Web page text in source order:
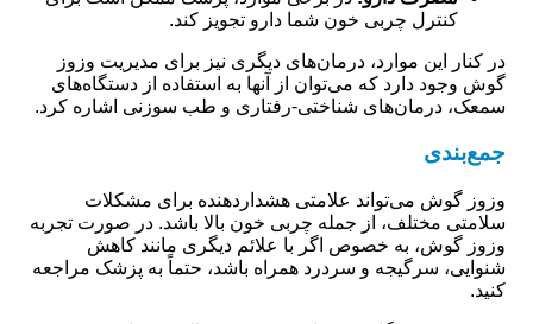
کنترل چربی خون شما دارو تجویز کند.
در کنار این موارد، درمان‌های دیگری نیز برای مدیریت وزوز
گوش وجود دارد که می‌توان از آنها به استفاده از دستگاه‌های
سمعک، درمان‌های شناختی-رفتاری و طب سوزنی اشاره کرد.
جمع‌بندی
وزوز گوش می‌تواند علامتی هشداردهنده برای مشکلات
سلامتی مختلف، از جمله چربی خون بالا باشد. در صورت تجربه
وزوز گوش، به خصوص اگر با علائم دیگری مانند کاهش
شنوایی، سرگیجه و سردرد همراه باشد، حتماً به پزشک مراجعه
کنید.